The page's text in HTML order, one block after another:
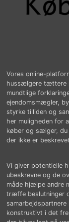
Vores online-
hussælgere tættere
mundtlige
ejendomsmægler,
styrke tilliden og
her muligheden for
køber og sælger,
der ikke er
Vi giver potentielle
ubeskrevne og de
måde hjælpe andre
træffe beslutninger
konstruktivt i det